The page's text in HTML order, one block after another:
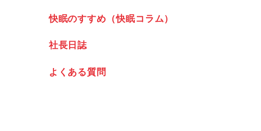
快眠のすすめ（快眠コラム）
社⾧日誌
よくある質問